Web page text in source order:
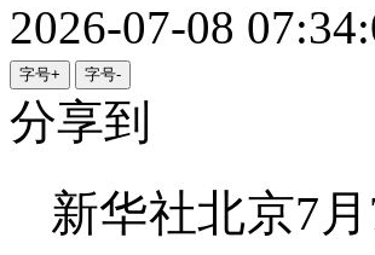
2026-07-08
字号+ 字号-
分享到
新华社北京7